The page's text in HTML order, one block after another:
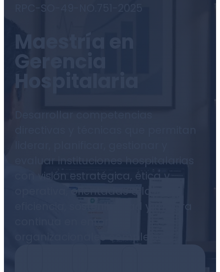
RPC-SO-49-NO.751-2025
Maestría en
Gerencia
Hospitalaria
Desarrollar competencias
evaluar instituciones hospitalarias
con visión estratégica, ética y
operativa, orientadas a la
eficiencia, sostenibilidad y mejora
organizacionales complejos.